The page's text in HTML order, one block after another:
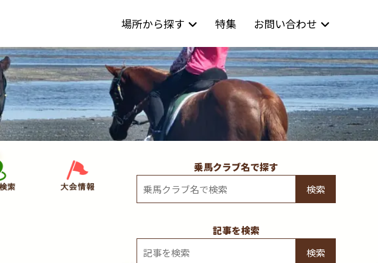
場所から探す 特集 お問い合わせ
乗馬クラブ名で探す
検索
記事を検索
検索